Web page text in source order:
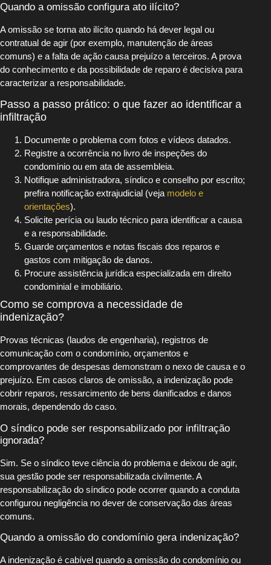
Quando a omissão configura ato ilícito?
A omissão se torna ato ilícito quando há dever legal ou
contratual de agir (por exemplo, manutenção de áreas
comuns) e a falta de ação causa prejuízo a terceiros. A prova
do conhecimento e da possibilidade de reparo é decisiva para
caracterizar a responsabilidade.
Passo a passo prático: o que fazer ao identificar a
infiltração
Documente o problema com fotos e vídeos datados.
Registre a ocorrência no livro de inspeções do
condomínio ou em ata de assembleia.
Notifique administradora, síndico e conselho por escrito;
prefira notificação extrajudicial (veja modelo e
orientações).
Solicite perícia ou laudo técnico para identificar a causa
e a responsabilidade.
Guarde orçamentos e notas fiscais dos reparos e
gastos com mitigação de danos.
Procure assistência jurídica especializada em direito
condominial e imobiliário.
Como se comprova a necessidade de
indenização?
Provas técnicas (laudos de engenharia), registros de
comunicação com o condomínio, orçamentos e
comprovantes de despesas demonstram o nexo de causa e o
prejuízo. Em casos claros de omissão, a indenização pode
cobrir reparos, ressarcimento de bens danificados e danos
morais, dependendo do caso.
O síndico pode ser responsabilizado por infiltração
ignorada?
Sim. Se o síndico teve ciência do problema e deixou de agir,
sua gestão pode ser responsabilizada civilmente. A
responsabilização do síndico pode ocorrer quando a conduta
configurou negligência no dever de conservação das áreas
comuns.
Quando a omissão do condomínio gera indenização?
A indenização é cabível quando a omissão do condomínio ou